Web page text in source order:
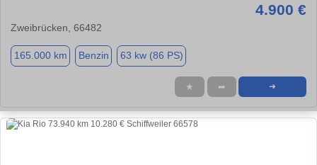
4.900 €
Zweibrücken, 66482
165.000 km Benzin 63 kw (86 PS)
★ ➦ ➜